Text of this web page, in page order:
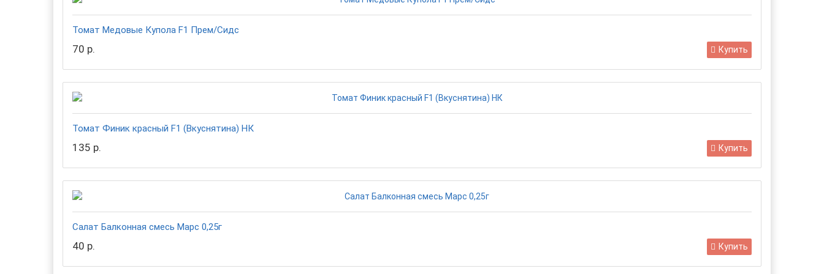
Томат Медовые Купола F1 Прем/Сидс
70 р. Купить
Томат Финик красный F1 (Вкуснятина) НК
135 р. Купить
Салат Балконная смесь Марс 0,25г
40 р. Купить